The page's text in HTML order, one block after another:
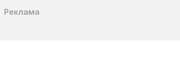
Реклама